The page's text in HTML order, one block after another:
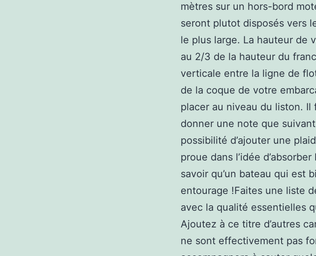
mètres sur un hors-bord
seront plutot disposés vers
le plus large. La hauteur de
au 2/3 de la hauteur du
verticale entre la ligne de
de la coque de votre
placer au niveau du liston.
donner une note que
possibilité d’ajouter une
proue dans l’idée
savoir qu’un bateau qui est
entourage !Faites une liste
avec la qualité essentielles
Ajoutez à ce titre d’autres
ne sont effectivement pas